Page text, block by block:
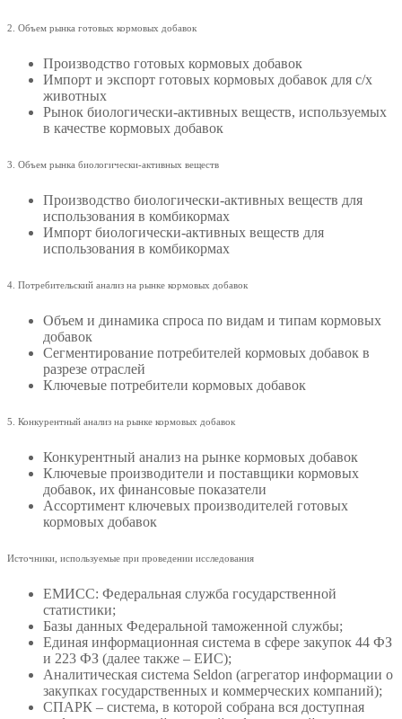
2. Объем рынка готовых кормовых добавок
Производство готовых кормовых добавок
Импорт и экспорт готовых кормовых добавок для с/х
животных
Рынок биологически-активных веществ, используемых
в качестве кормовых добавок
3. Объем рынка биологически-активных веществ
Производство биологически-активных веществ для
использования в комбикормах
Импорт биологически-активных веществ для
использования в комбикормах
4. Потребительский анализ на рынке кормовых добавок
Объем и динамика спроса по видам и типам кормовых
добавок
Сегментирование потребителей кормовых добавок в
разрезе отраслей
Ключевые потребители кормовых добавок
5. Конкурентный анализ на рынке кормовых добавок
Конкурентный анализ на рынке кормовых добавок
Ключевые производители и поставщики кормовых
добавок, их финансовые показатели
Ассортимент ключевых производителей готовых
кормовых добавок
Источники, используемые при проведении исследования
ЕМИСС: Федеральная служба государственной
статистики;
Базы данных Федеральной таможенной службы;
Единая информационная система в сфере закупок 44 ФЗ
и 223 ФЗ (далее также – ЕИС);
Аналитическая система Seldon (агрегатор информации о
закупках государственных и коммерческих компаний);
СПАРК – система, в которой собрана вся доступная